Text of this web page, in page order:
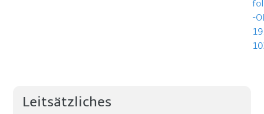
-
Leitsätzliches